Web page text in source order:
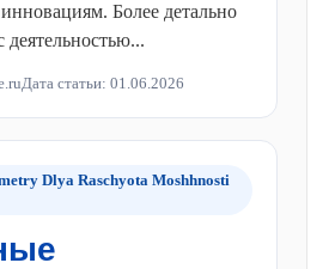
Более детально
деятельностью...
Дата статьи: 01.06.2026
Dlya Raschyota Moshhnosti